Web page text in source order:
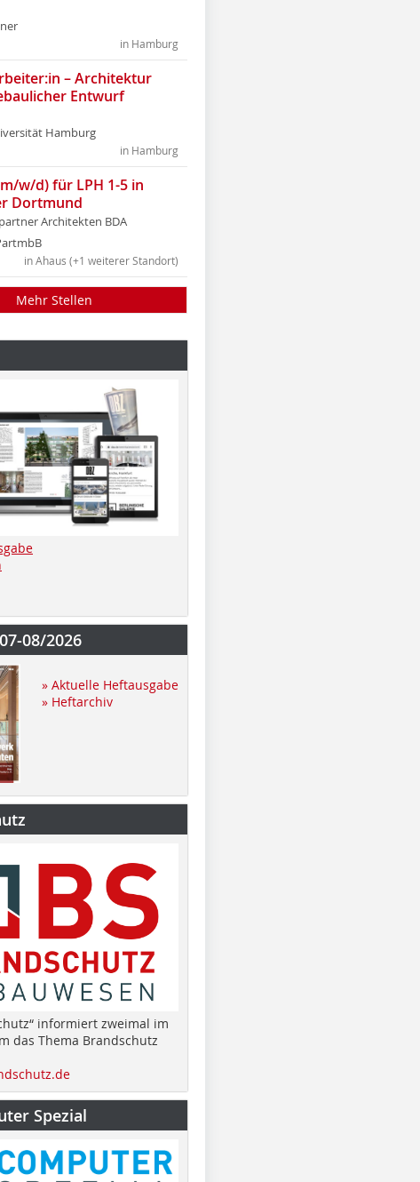
in Hamburg
– Architektur
Entwurf
Hamburg
in Hamburg
w/d) für LPH 1-5 in
Dortmund
Architekten BDA
in Ahaus (+1 weiterer Standort)
Mehr Stellen
08/2026
» Aktuelle Heftausgabe
» Heftarchiv
informiert zweimal im
das Thema Brandschutz
Spezial